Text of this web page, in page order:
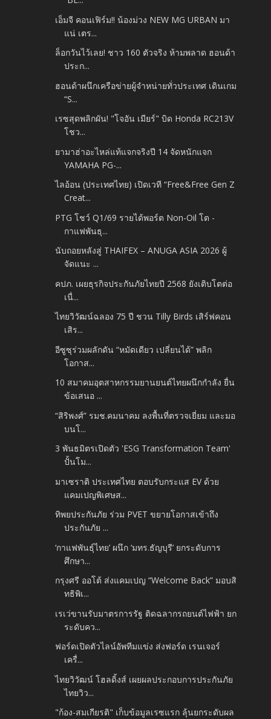
เอ็มจี คอนเฟิร์ม!! น้องม่วง NEW MG URBAN มา
แน่ เตร...
ล็อกวันไว้เลย! ชาว 160 ตัวจริง ห้ามพลาด ฮอนด้า
ประก...
ฮอนด้าผนึกเครือข่ายผู้จำหน่ายทั่วประเทศ เดินเกม
“S...
เรซสุดพลิกผัน! "โจอัน เมียร์" บิด Honda RC213V
โชว...
ยามาฮ่าอะไหล่แท้แจกจริงปี 14 จัดหนักแจก
YAMAHA PG-...
ไลอ้อน (ประเทศไทย) เปิดเวที “Free&Free Gen Z
Creat...
PTG โชว์ Q1/69 รายได้พอร์ต Non-Oil โต -
กาแฟพันธุ...
นับถอยหลังสู่ THAIFEX – ANUGA ASIA 2026 ผู้
จัดแนะ ...
คปภ. เผยธุรกิจประกันภัยไทยปี 2568 ยังเติบโตต่อ
เนื่...
ไทยวิวัฒน์ฉลอง 75 ปี ชวน Tilly Birds เสิร์ฟคอน
เสิร...
อีซูซุร่วมผลักดัน “หมัดเดียว เปลี่ยนได้” พลิก
โอกาส...
10 สมาคมอุตสาหกรรมยานยนต์ไทยผนึกกำลัง ยื่น
ข้อเสนอ ...
“สิริพงศ์” รมช.คมนาคม ลงพื้นที่ตรวจเยี่ยม และมอ
บนโ...
3 พันธมิตรเปิดตัว 'ESG Transformation Team'
ปั้นโม...
มาเซราติ ประเทศไทย ตอบรับกระแส EV ด้วย
แคมเปญพิเศษส...
ทิพยประกันภัย ร่วม PVET ขยายโอกาสเข้าถึง
ประกันภัย ...
‘กาแฟพันธุ์ไทย’ ผนึก ‘มทร.ธัญบุรี’ ยกระดับการ
ศึกษา...
กรุงศรี ออโต้ ส่งแคมเปญ “Welcome Back” มอบสิ
ทธิพิเ...
เรเว่ขานรับมาตรการรัฐ ติดฉลากรถยนต์ไฟฟ้า ยก
ระดับคว...
ฟอร์ดเปิดตัวไลน์อัพทีมแข่ง ส่งฟอร์ด เรนเจอร์
เครื่...
ไทยวิวัฒน์ โฮลดิ้งส์ เผยผลประกอบการประกันภัย
ไทยวิว...
"ก้อง-สมเกียรติ" เก็บข้อมูลเรซแรก ลุ้นยกระดับผล